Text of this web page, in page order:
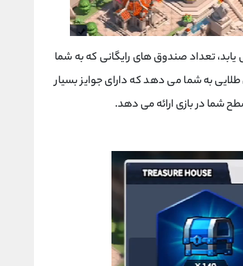
تعداد صندوق های رایگانی که به شما
یک بار، یک صندوق طلایی به شما می دهد که دارای جوایز بسیار
شما در بازی ارائه می دهد.